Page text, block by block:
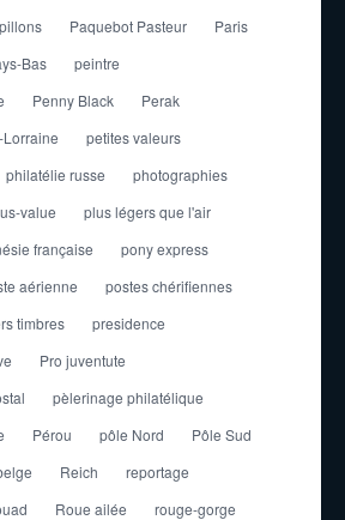
Paquebot Pasteur
Paris
Bas
peintre
Penny Black
Perak
petites valeurs
philatélie russe
photographies
value
plus légers que l'air
française
pony express
aérienne
postes chérifiennes
timbres
presidence
Pro juventute
pèlerinage philatélique
Pérou pôle Nord
Pôle Sud
Reich
reportage
Roue ailée
rouge-gorge